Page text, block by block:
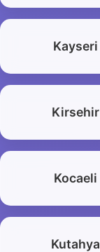
Kayseri
Kirsehir
Kocaeli
Kutahya